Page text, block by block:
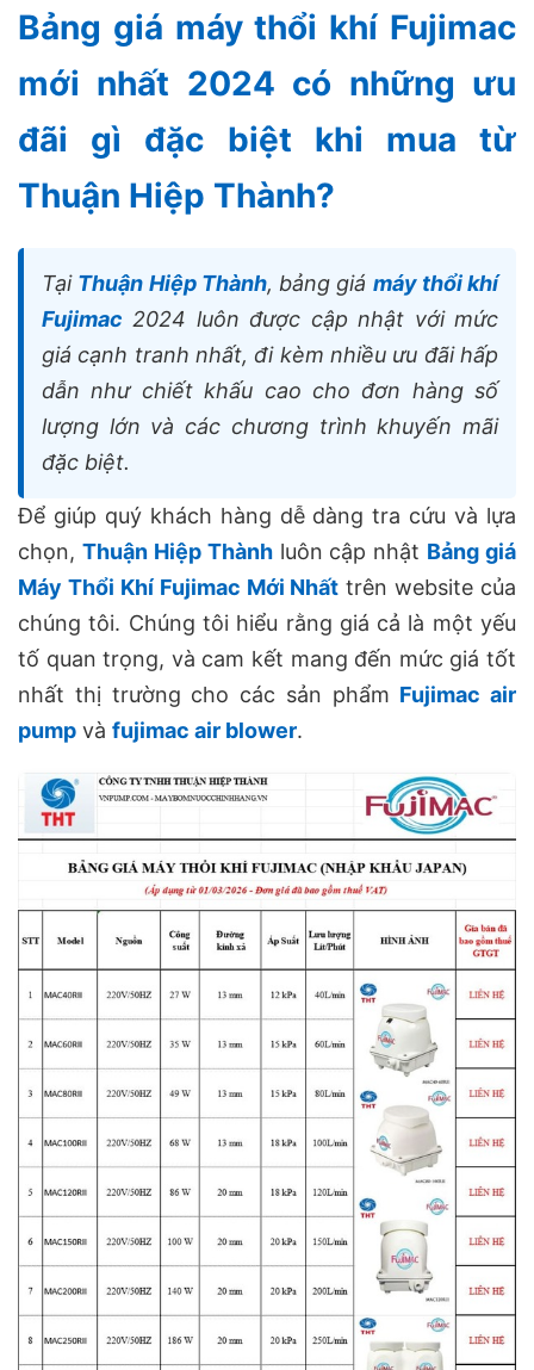
Bảng giá máy thổi khí Fujimac
mới nhất 2024 có những ưu
đãi gì đặc biệt khi mua từ
Thuận Hiệp Thành?
Tại Thuận Hiệp Thành, bảng giá máy thổi khí
Fujimac 2024 luôn được cập nhật với mức
giá cạnh tranh nhất, đi kèm nhiều ưu đãi hấp
dẫn như chiết khấu cao cho đơn hàng số
lượng lớn và các chương trình khuyến mãi
đặc biệt.
Để giúp quý khách hàng dễ dàng tra cứu và lựa
chọn, Thuận Hiệp Thànhluôn cập nhật Bảng giá
Máy Thổi Khí Fujimac Mới Nhất trên website của
chúng tôi. Chúng tôi hiểu rằng giá cả là một yếu
tố quan trọng, và cam kết mang đến mức giá tốt
nhất thị trường cho các sản phẩm Fujimac air
pump và fujimac air blower.